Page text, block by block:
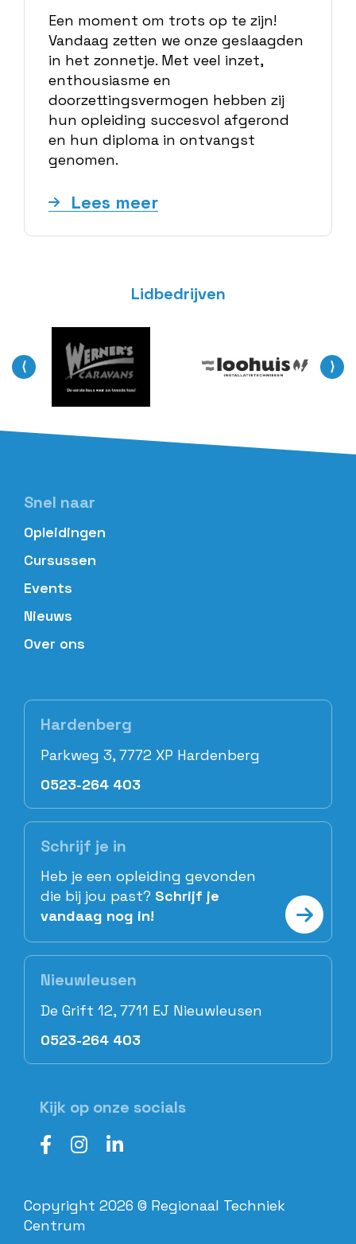
Een moment om trots op te zijn!
Vandaag zetten we onze geslaagden
in het zonnetje. Met veel inzet,
enthousiasme en
doorzettingsvermogen hebben zij
hun opleiding succesvol afgerond
en hun diploma in ontvangst
genomen.
Lees meer
Lidbedrijven
⟨ ⟩
Snel naar
Opleidingen
Cursussen
Events
Nieuws
Over ons
Hardenberg
Parkweg 3, 7772 XP Hardenberg
0523-264 403
Schrijf je in
Heb je een opleiding gevonden
die bij jou past? Schrijf je
vandaag nog in!
Nieuwleusen
De Grift 12, 7711 EJ Nieuwleusen
0523-264 403
Kijk op onze socials
Copyright 2026 © Regionaal Techniek
Centrum